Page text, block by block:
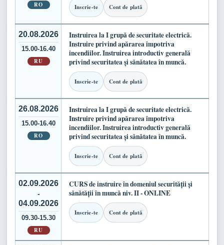
RO Inscrie-te Cont de plată
20.08.2026
15.00-16.40
RU
Instruirea la I grupă de securitate electrică.
Instruire privind apărarea împotriva
incendiilor. Instruirea introductiv generală
privind securitatea și sănătatea în muncă.
Inscrie-te Cont de plată
26.08.2026
15.00-16.40
RO
Instruirea la I grupă de securitate electrică.
Instruire privind apărarea împotriva
incendiilor. Instruirea introductiv generală
privind securitatea și sănătatea în muncă.
Inscrie-te Cont de plată
02.09.2026
-
04.09.2026
09.30-15.30
RU
CURS de instruire în domeniul securității și
sănătății în muncă niv. II - ONLINE
Inscrie-te Cont de plată